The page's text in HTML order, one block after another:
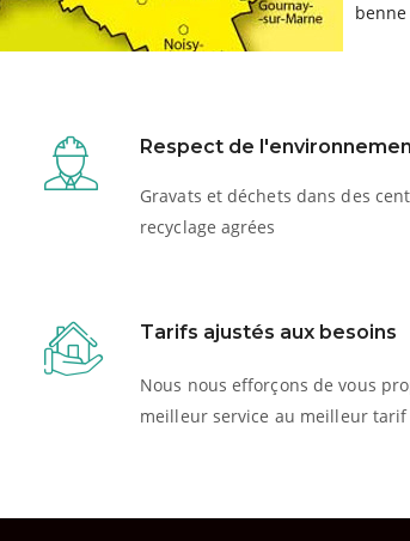
Respect de
Gravats et déchets dans des
recyclage agrées
Tarifs ajustés aux besoins
Nous nous efforçons de vous
meilleur service au meilleur tarif